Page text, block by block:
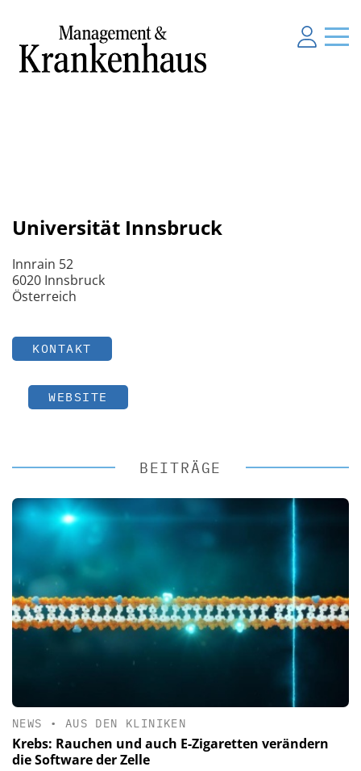
Universität Innsbruck
Innrain 52
6020 Innsbruck
Österreich
KONTAKT
WEBSITE
BEITRÄGE
NEWS • AUS DEN KLINIKEN
Krebs: Rauchen und auch E-Zigaretten verändern
die Software der Zelle